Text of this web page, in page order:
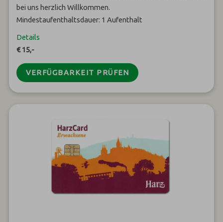
bei uns herzlich Willkommen.
Mindestaufenthaltsdauer: 1 Aufenthalt
Details
€ 15,-
VERFÜGBARKEIT PRÜFEN